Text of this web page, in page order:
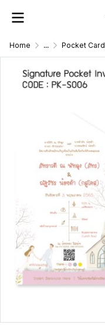
Home ... Pocket Card